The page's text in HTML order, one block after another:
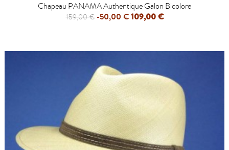
Chapeau PANAMA Authentique Galon Bicolore
159,00 € -50,00 €109,00 €